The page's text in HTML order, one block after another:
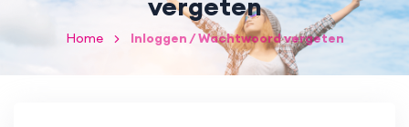
vergeten
Home Inloggen / Wachtwoord vergeten